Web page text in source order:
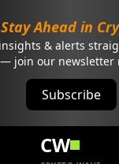
Ahead in
& alerts
— join our newsletter
Subscribe
CW